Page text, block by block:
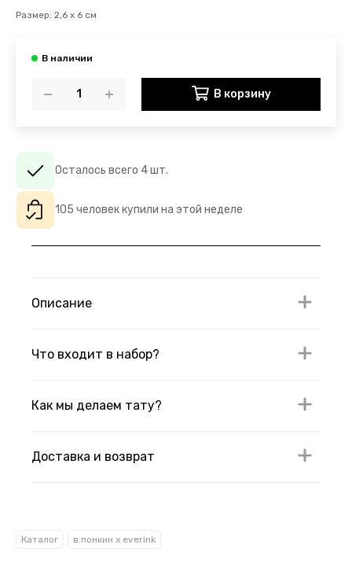
Размер: 2,6 х 6 см
В корзину
Осталось всего 4 шт.
105 человек купили на этой неделе
Описание
Что входит в набор?
Как мы делаем тату?
Доставка и возврат
Каталог в.понкин x everink